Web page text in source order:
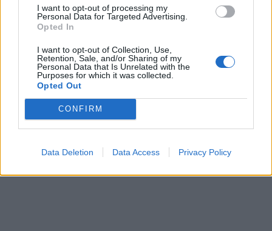
I want to opt-out of processing my
Personal Data for Targeted Advertising.
Opted In
I want to opt-out of Collection, Use,
Retention, Sale, and/or Sharing of my
Personal Data that Is Unrelated with the
Purposes for which it was collected.
Opted Out
CONFIRM
Data Deletion Data Access Privacy Policy